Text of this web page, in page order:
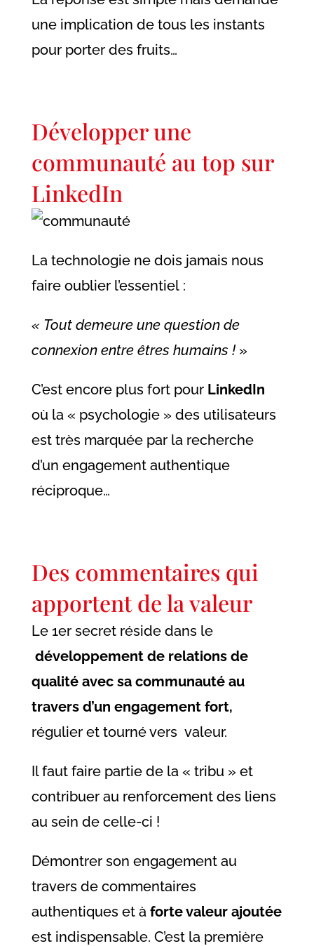
une implication de tous les instants
pour porter des fruits…
Développer une
communauté au top sur
LinkedIn
La technologie ne dois jamais nous
faire oublier l’essentiel :
« Tout demeure une question de
connexion entre êtres humains ! »
C’est encore plus fort pour LinkedIn
où la « psychologie » des utilisateurs
est très marquée par la recherche
d’un engagement authentique
réciproque…
Des commentaires qui
apportent de la valeur
Le 1er secret réside dans le
développement de relations de
qualité avec sa communauté au
travers d’un engagement fort,
régulier et tourné vers valeur.
Il faut faire partie de la « tribu » et
contribuer au renforcement des liens
au sein de celle-ci !
Démontrer son engagement au
travers de commentaires
authentiques et à forte valeur ajoutée
est indispensable. C’est la première